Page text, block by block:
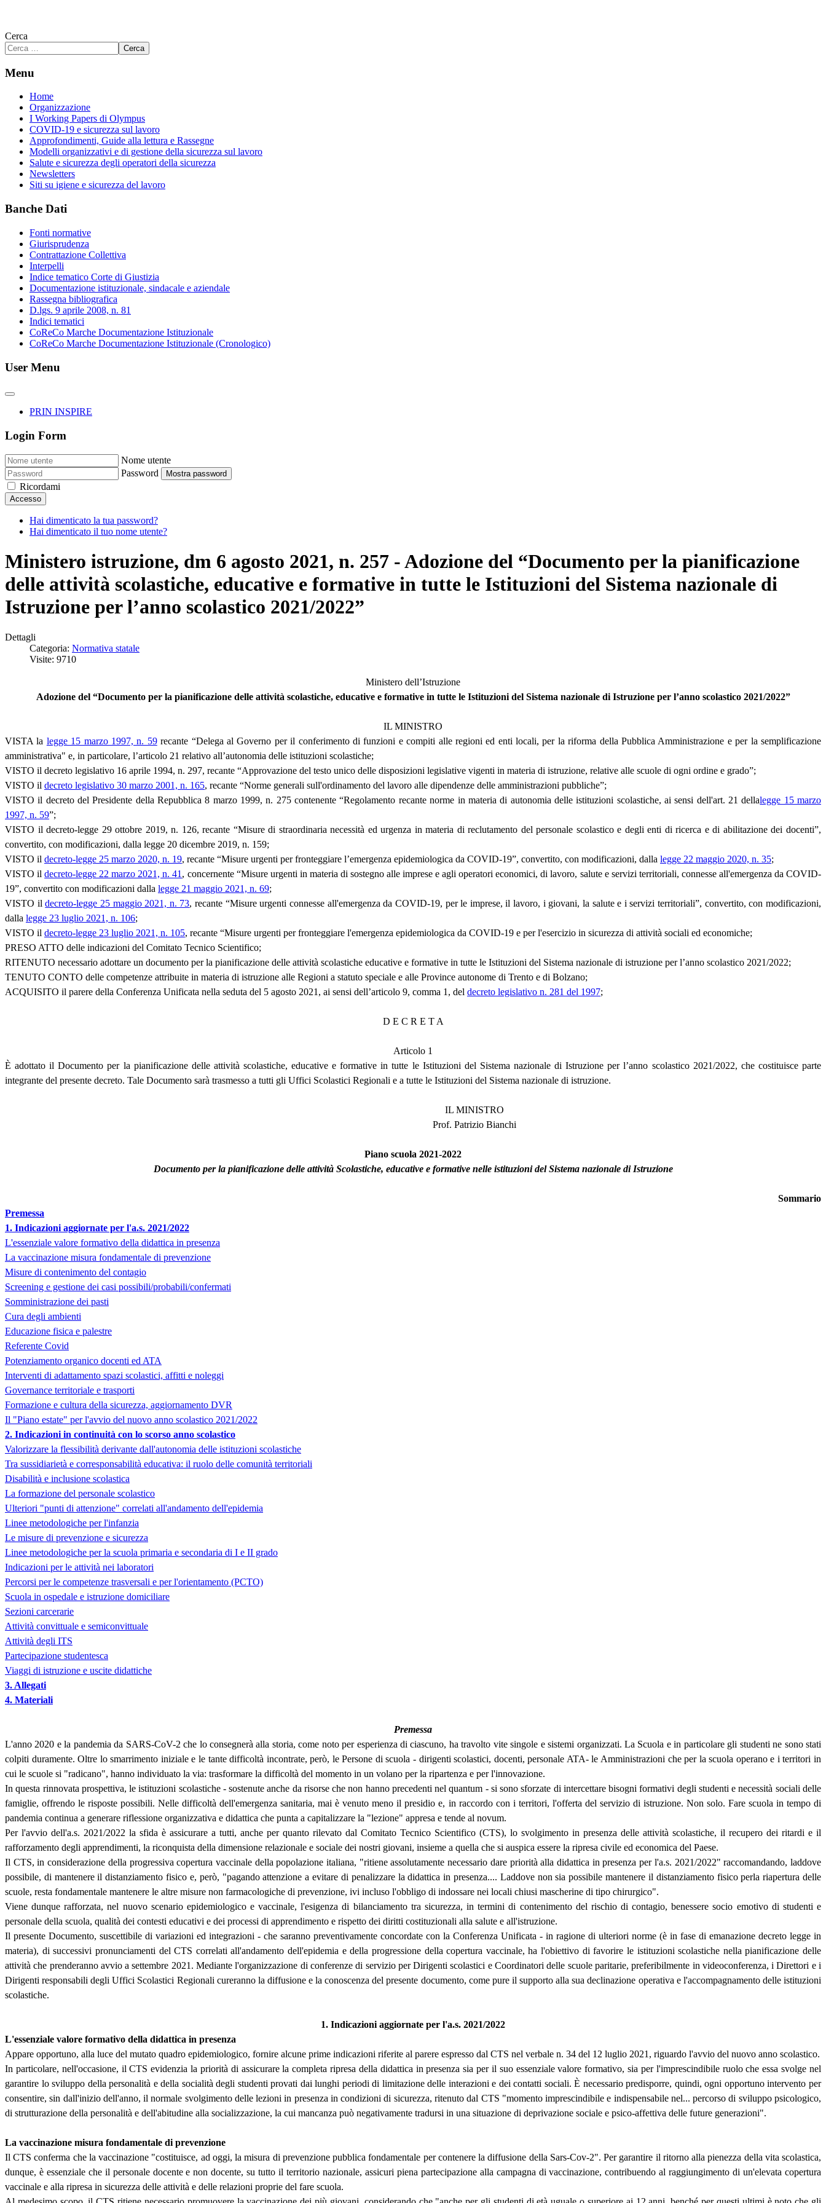
Cerca
Cerca
Menu
Home
Organizzazione
I Working Papers di Olympus
COVID-19 e sicurezza sul lavoro
Approfondimenti, Guide alla lettura e Rassegne
Modelli organizzativi e di gestione della sicurezza sul lavoro
Salute e sicurezza degli operatori della sicurezza
Newsletters
Siti su igiene e sicurezza del lavoro
Banche Dati
Fonti normative
Giurisprudenza
Contrattazione Collettiva
Interpelli
Indice tematico Corte di Giustizia
Documentazione istituzionale, sindacale e aziendale
Rassegna bibliografica
D.lgs. 9 aprile 2008, n. 81
Indici tematici
CoReCo Marche Documentazione Istituzionale
CoReCo Marche Documentazione Istituzionale (Cronologico)
User Menu
PRIN INSPIRE
Login Form
Nome utente
Password
Mostra password
Ricordami
Accesso
Hai dimenticato la tua password?
Hai dimenticato il tuo nome utente?
Ministero istruzione, dm 6 agosto 2021, n. 257 - Adozione del “Documento per la pianificazione
delle attività scolastiche, educative e formative in tutte le Istituzioni del Sistema nazionale di
Istruzione per l’anno scolastico 2021/2022”
Dettagli
Categoria: Normativa statale
Visite: 9710
Ministero dell’Istruzione
Adozione del “Documento per la pianificazione delle attività scolastiche, educative e formative in tutte le Istituzioni del Sistema nazionale di Istruzione per l’anno scolastico 2021/2022”
IL MINISTRO
VISTA la legge 15 marzo 1997, n. 59recante “Delega al Governo per il conferimento di funzioni e compiti alle regioni ed enti locali, per la riforma della Pubblica Amministrazione e per la semplificazione
amministrativa" e, in particolare, l’articolo 21 relativo all’autonomia delle istituzioni scolastiche;
VISTO il decreto legislativo 16 aprile 1994, n. 297, recante “Approvazione del testo unico delle disposizioni legislative vigenti in materia di istruzione, relative alle scuole di ogni ordine e grado”;
VISTO il decreto legislativo 30 marzo 2001, n. 165, recante “Norme generali sull'ordinamento del lavoro alle dipendenze delle amministrazioni pubbliche”;
VISTO il decreto del Presidente della Repubblica 8 marzo 1999, n. 275 contenente “Regolamento recante norme in materia di autonomia delle istituzioni scolastiche, ai sensi dell'art. 21 dellalegge 15 marzo
1997, n. 59”;
VISTO il decreto-legge 29 ottobre 2019, n. 126, recante “Misure di straordinaria necessità ed urgenza in materia di reclutamento del personale scolastico e degli enti di ricerca e di abilitazione dei docenti”,
convertito, con modificazioni, dalla legge 20 dicembre 2019, n. 159;
VISTO il decreto-legge 25 marzo 2020, n. 19, recante “Misure urgenti per fronteggiare l’emergenza epidemiologica da COVID-19”, convertito, con modificazioni, dalla legge 22 maggio 2020, n. 35;
VISTO ildecreto-legge 22 marzo 2021, n. 41 , concernente “Misure urgenti in materia di sostegno alle imprese e agli operatori economici, di lavoro, salute e servizi territoriali, connesse all'emergenza da COVID-
19”, convertito con modificazioni dalla legge 21 maggio 2021, n. 69;
VISTO ildecreto-legge 25 maggio 2021, n. 73, recante “Misure urgenti connesse all'emergenza da COVID-19, per le imprese, il lavoro, i giovani, la salute e i servizi territoriali”, convertito, con modificazioni,
dalla legge 23 luglio 2021, n. 106;
VISTO il decreto-legge 23 luglio 2021, n. 105, recante “Misure urgenti per fronteggiare l'emergenza epidemiologica da COVID-19 e per l'esercizio in sicurezza di attività sociali ed economiche;
PRESO ATTO delle indicazioni del Comitato Tecnico Scientifico;
RITENUTO necessario adottare un documento per la pianificazione delle attività scolastiche educative e formative in tutte le Istituzioni del Sistema nazionale di istruzione per l’anno scolastico 2021/2022;
TENUTO CONTO delle competenze attribuite in materia di istruzione alle Regioni a statuto speciale e alle Province autonome di Trento e di Bolzano;
ACQUISITO il parere della Conferenza Unificata nella seduta del 5 agosto 2021, ai sensi dell’articolo 9, comma 1, del decreto legislativo n. 281 del 1997;
D E C R E T A
Articolo 1
È adottato il Documento per la pianificazione delle attività scolastiche, educative e formative in tutte le Istituzioni del Sistema nazionale di Istruzione per l’anno scolastico 2021/2022, che costituisce parte
integrante del presente decreto. Tale Documento sarà trasmesso a tutti gli Uffici Scolastici Regionali e a tutte le Istituzioni del Sistema nazionale di istruzione.
IL MINISTRO
Prof. Patrizio Bianchi
Piano scuola 2021-2022
Documento per la pianificazione delle attività Scolastiche, educative e formative nelle istituzioni del Sistema nazionale di Istruzione
Sommario
Premessa
1. Indicazioni aggiornate per l'a.s. 2021/2022
L'essenziale valore formativo della didattica in presenza
La vaccinazione misura fondamentale di prevenzione
Misure di contenimento del contagio
Screening e gestione dei casi possibili/probabili/confermati
Somministrazione dei pasti
Cura degli ambienti
Educazione fisica e palestre
Referente Covid
Potenziamento organico docenti ed ATA
Interventi di adattamento spazi scolastici, affitti e noleggi
Governance territoriale e trasporti
Formazione e cultura della sicurezza, aggiornamento DVR
Il "Piano estate" per l'avvio del nuovo anno scolastico 2021/2022
2. Indicazioni in continuità con lo scorso anno scolastico
Valorizzare la flessibilità derivante dall'autonomia delle istituzioni scolastiche
Tra sussidiarietà e corresponsabilità educativa: il ruolo delle comunità territoriali
Disabilità e inclusione scolastica
La formazione del personale scolastico
Ulteriori "punti di attenzione" correlati all'andamento dell'epidemia
Linee metodologiche per l'infanzia
Le misure di prevenzione e sicurezza
Linee metodologiche per la scuola primaria e secondaria di I e II grado
Indicazioni per le attività nei laboratori
Percorsi per le competenze trasversali e per l'orientamento (PCTO)
Scuola in ospedale e istruzione domiciliare
Sezioni carcerarie
Attività convittuale e semiconvittuale
Attività degli ITS
Partecipazione studentesca
Viaggi di istruzione e uscite didattiche
3. Allegati
4. Materiali
Premessa
L'anno 2020 e la pandemia da SARS-CoV-2 che lo consegnerà alla storia, come noto per esperienza di ciascuno, ha travolto vite singole e sistemi organizzati. La Scuola e in particolare gli studenti ne sono stati
colpiti duramente. Oltre lo smarrimento iniziale e le tante difficoltà incontrate, però, le Persone di scuola - dirigenti scolastici, docenti, personale ATA- le Amministrazioni che per la scuola operano e i territori in
cui le scuole si "radicano", hanno individuato la via: trasformare la difficoltà del momento in un volano per la ripartenza e per l'innovazione.
In questa rinnovata prospettiva, le istituzioni scolastiche - sostenute anche da risorse che non hanno precedenti nel quantum - si sono sforzate di intercettare bisogni formativi degli studenti e necessità sociali delle
famiglie, offrendo le risposte possibili. Nelle difficoltà dell'emergenza sanitaria, mai è venuto meno il presidio e, in raccordo con i territori, l'offerta del servizio di istruzione. Non solo. Fare scuola in tempo di
pandemia continua a generare riflessione organizzativa e didattica che punta a capitalizzare la "lezione" appresa e tende al novum.
Per l'avvio dell'a.s. 2021/2022 la sfida è assicurare a tutti, anche per quanto rilevato dal Comitato Tecnico Scientifico (CTS), lo svolgimento in presenza delle attività scolastiche, il recupero dei ritardi e il
rafforzamento degli apprendimenti, la riconquista della dimensione relazionale e sociale dei nostri giovani, insieme a quella che si auspica essere la ripresa civile ed economica del Paese.
Il CTS, in considerazione della progressiva copertura vaccinale della popolazione italiana, "ritiene assolutamente necessario dare priorità alla didattica in presenza per l'a.s. 2021/2022" raccomandando, laddove
possibile, di mantenere il distanziamento fisico e, però, "pagando attenzione a evitare di penalizzare la didattica in presenza.... Laddove non sia possibile mantenere il distanziamento fisico perla riapertura delle
scuole, resta fondamentale mantenere le altre misure non farmacologiche di prevenzione, ivi incluso l'obbligo di indossare nei locali chiusi mascherine di tipo chirurgico".
Viene dunque rafforzata, nel nuovo scenario epidemiologico e vaccinale, l'esigenza di bilanciamento tra sicurezza, in termini di contenimento del rischio di contagio, benessere socio emotivo di studenti e
personale della scuola, qualità dei contesti educativi e dei processi di apprendimento e rispetto dei diritti costituzionali alla salute e all'istruzione.
Il presente Documento, suscettibile di variazioni ed integrazioni - che saranno preventivamente concordate con la Conferenza Unificata - in ragione di ulteriori norme (è in fase di emanazione decreto legge in
materia), di successivi pronunciamenti del CTS correlati all'andamento dell'epidemia e della progressione della copertura vaccinale, ha l'obiettivo di favorire le istituzioni scolastiche nella pianificazione delle
attività che prenderanno avvio a settembre 2021. Mediante l'organizzazione di conferenze di servizio per Dirigenti scolastici e Coordinatori delle scuole paritarie, preferibilmente in videoconferenza, i Direttori e i
Dirigenti responsabili degli Uffici Scolastici Regionali cureranno la diffusione e la conoscenza del presente documento, come pure il supporto alla sua declinazione operativa e l'accompagnamento delle istituzioni
scolastiche.
1. Indicazioni aggiornate per l'a.s. 2021/2022
L'essenziale valore formativo della didattica in presenza
Appare opportuno, alla luce del mutato quadro epidemiologico, fornire alcune prime indicazioni riferite al parere espresso dal CTS nel verbale n. 34 del 12 luglio 2021, riguardo l'avvio del nuovo anno scolastico.
In particolare, nell'occasione, il CTS evidenzia la priorità di assicurare la completa ripresa della didattica in presenza sia per il suo essenziale valore formativo, sia per l'imprescindibile ruolo che essa svolge nel
garantire lo sviluppo della personalità e della socialità degli studenti provati dai lunghi periodi di limitazione delle interazioni e dei contatti sociali. È necessario predisporre, quindi, ogni opportuno intervento per
consentire, sin dall'inizio dell'anno, il normale svolgimento delle lezioni in presenza in condizioni di sicurezza, ritenuto dal CTS "momento imprescindibile e indispensabile nel... percorso di sviluppo psicologico,
di strutturazione della personalità e dell'abitudine alla socializzazione, la cui mancanza può negativamente tradursi in una situazione di deprivazione sociale e psico-affettiva delle future generazioni".
La vaccinazione misura fondamentale di prevenzione
Il CTS conferma che la vaccinazione "costituisce, ad oggi, la misura di prevenzione pubblica fondamentale per contenere la diffusione della Sars-Cov-2". Per garantire il ritorno alla pienezza della vita scolastica,
dunque, è essenziale che il personale docente e non docente, su tutto il territorio nazionale, assicuri piena partecipazione alla campagna di vaccinazione, contribuendo al raggiungimento di un'elevata copertura
vaccinale e alla ripresa in sicurezza delle attività e delle relazioni proprie del fare scuola.